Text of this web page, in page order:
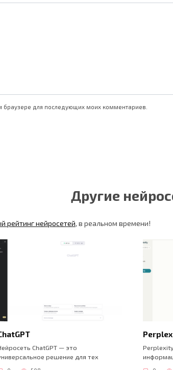
браузере для последующих моих комментариев.
Другие
рейтинг нейросетей, в реальном времени!
ChatGPT — это
решение для тех